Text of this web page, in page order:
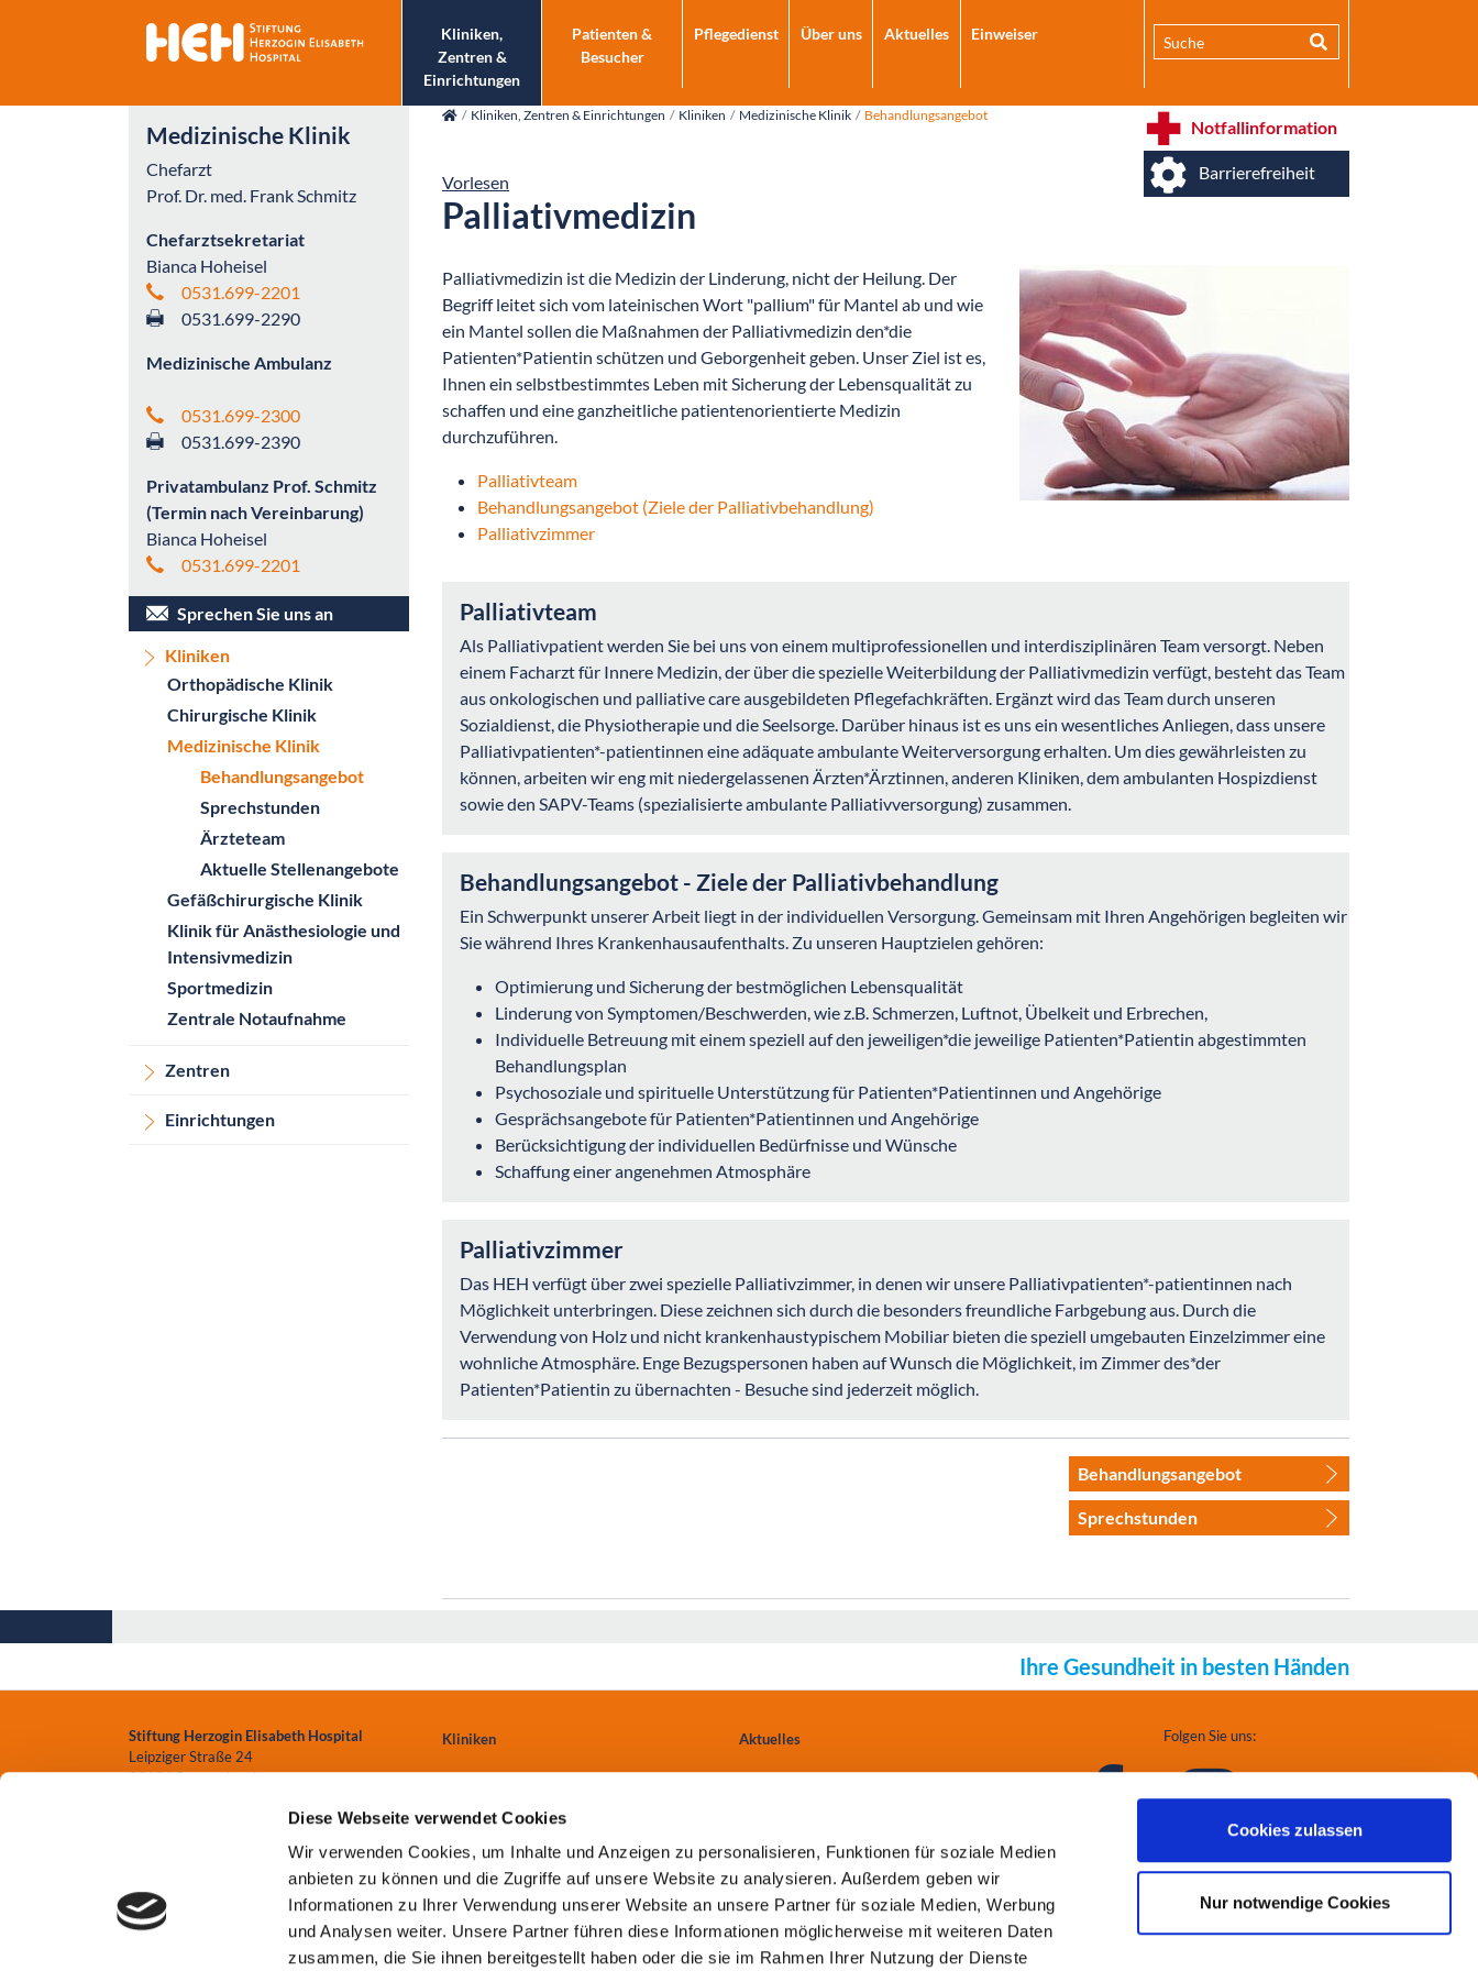
Diese Webseite verwendet Cookies
Wir verwenden Cookies, um Inhalte und Anzeigen zu personalisieren, Funktionen für soziale Medien
anbieten zu können und die Zugriffe auf unsere Website zu analysieren. Außerdem geben wir
Informationen zu Ihrer Verwendung unserer Website an unsere Partner für soziale Medien, Werbung
und Analysen weiter. Unsere Partner führen diese Informationen möglicherweise mit weiteren Daten
zusammen, die Sie ihnen bereitgestellt haben oder die sie im Rahmen Ihrer Nutzung der Dienste
Cookies zulassen
Nur notwendige Cookies
Kliniken,
Zentren &
Einrichtungen
Patienten &
Besucher
Pflegedienst Über uns Aktuelles Einweiser
Notfallinformation
Barrierefreiheit
Medizinische Klinik
Chefarzt
Prof. Dr. med. Frank Schmitz
Chefarztsekretariat
Bianca Hoheisel
0531.699-2201
0531.699-2290
Medizinische Ambulanz
0531.699-2300
0531.699-2390
Privatambulanz Prof. Schmitz
(Termin nach Vereinbarung)
Bianca Hoheisel
0531.699-2201
Sprechen Sie uns an
Kliniken
Orthopädische Klinik
Chirurgische Klinik
Medizinische Klinik
Behandlungsangebot
Sprechstunden
Ärzteteam
Aktuelle Stellenangebote
Gefäßchirurgische Klinik
Klinik für Anästhesiologie und
Intensivmedizin
Sportmedizin
Zentrale Notaufnahme
Zentren
Einrichtungen
Kliniken, Zentren & Einrichtungen Kliniken Medizinische Klinik Behandlungsangebot
Vorlesen
Palliativmedizin
Palliativmedizin ist die Medizin der Linderung, nicht der Heilung. Der
Begriff leitet sich vom lateinischen Wort "pallium" für Mantel ab und wie
ein Mantel sollen die Maßnahmen der Palliativmedizin den*die
Patienten*Patientin schützen und Geborgenheit geben. Unser Ziel ist es,
Ihnen ein selbstbestimmtes Leben mit Sicherung der Lebensqualität zu
schaffen und eine ganzheitliche patientenorientierte Medizin
durchzuführen.
Palliativteam
Behandlungsangebot (Ziele der Palliativbehandlung)
Palliativzimmer
Palliativteam
Als Palliativpatient werden Sie bei uns von einem multiprofessionellen und interdisziplinären Team versorgt. Neben
einem Facharzt für Innere Medizin, der über die spezielle Weiterbildung der Palliativmedizin verfügt, besteht das Team
aus onkologischen und palliative care ausgebildeten Pflegefachkräften. Ergänzt wird das Team durch unseren
Sozialdienst, die Physiotherapie und die Seelsorge. Darüber hinaus ist es uns ein wesentliches Anliegen, dass unsere
Palliativpatienten*-patientinnen eine adäquate ambulante Weiterversorgung erhalten. Um dies gewährleisten zu
können, arbeiten wir eng mit niedergelassenen Ärzten*Ärztinnen, anderen Kliniken, dem ambulanten Hospizdienst
sowie den SAPV-Teams (spezialisierte ambulante Palliativversorgung) zusammen.
Behandlungsangebot - Ziele der Palliativbehandlung
Ein Schwerpunkt unserer Arbeit liegt in der individuellen Versorgung. Gemeinsam mit Ihren Angehörigen begleiten wir
Sie während Ihres Krankenhausaufenthalts. Zu unseren Hauptzielen gehören:
Optimierung und Sicherung der bestmöglichen Lebensqualität
Linderung von Symptomen/Beschwerden, wie z.B. Schmerzen, Luftnot, Übelkeit und Erbrechen,
Individuelle Betreuung mit einem speziell auf den jeweiligen*die jeweilige Patienten*Patientin abgestimmten
Behandlungsplan
Psychosoziale und spirituelle Unterstützung für Patienten*Patientinnen und Angehörige
Gesprächsangebote für Patienten*Patientinnen und Angehörige
Berücksichtigung der individuellen Bedürfnisse und Wünsche
Schaffung einer angenehmen Atmosphäre
Palliativzimmer
Das HEH verfügt über zwei spezielle Palliativzimmer, in denen wir unsere Palliativpatienten*-patientinnen nach
Möglichkeit unterbringen. Diese zeichnen sich durch die besonders freundliche Farbgebung aus. Durch die
Verwendung von Holz und nicht krankenhaustypischem Mobiliar bieten die speziell umgebauten Einzelzimmer eine
wohnliche Atmosphäre. Enge Bezugspersonen haben auf Wunsch die Möglichkeit, im Zimmer des*der
Patienten*Patientin zu übernachten - Besuche sind jederzeit möglich.
Behandlungsangebot
Sprechstunden
Ihre Gesundheit in besten Händen
Stiftung Herzogin Elisabeth Hospital
Leipziger Straße 24
38124 Braunschweig
Kliniken Aktuelles
Einrichtungen Anfahrt
Pflege Kontakt
Folgen Sie uns: